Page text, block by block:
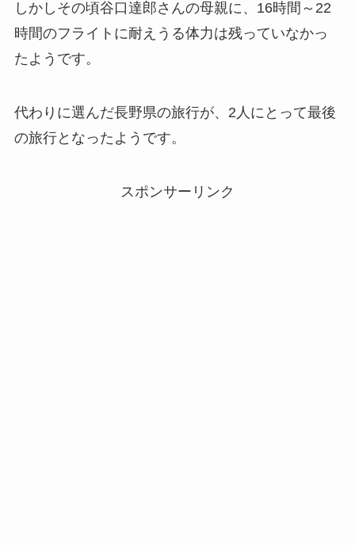
しかしその頃谷口達郎さんの母親に、16時間～22
時間のフライトに耐えうる体力は残っていなかっ
たようです。
代わりに選んだ長野県の旅行が、2人にとって最後
の旅行となったようです。
スポンサーリンク